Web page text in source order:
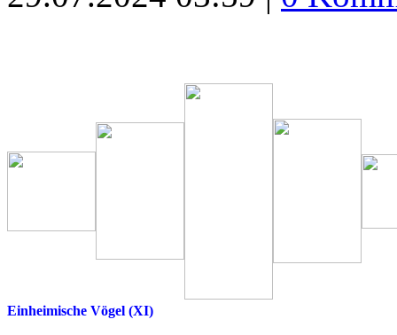
Einheimische Vögel (XI)